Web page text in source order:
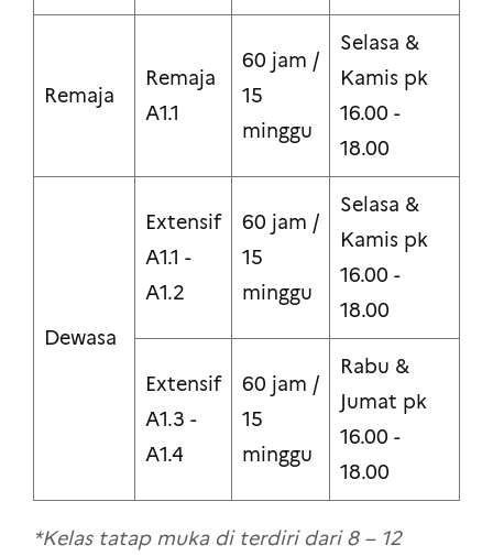
Remaja
Remaja
A1.1
60 jam /
15
minggu
Selasa &
Kamis pk
16.00 -
18.00
Dewasa
Extensif
A1.1 -
A1.2
60 jam /
15
minggu
Selasa &
Kamis pk
16.00 -
18.00
Extensif
A1.3 -
A1.4
60 jam /
15
minggu
Rabu &
Jumat pk
16.00 -
18.00
*Kelas tatap muka di terdiri dari 8 – 12